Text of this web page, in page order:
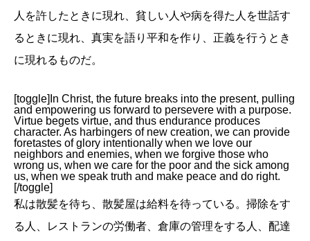
人を許したときに現れ、貧しい人や病を得た人を世話す
るときに現れ、真実を語り平和を作り、正義を行うとき
に現れるものだ。
[toggle]In Christ, the future breaks into the present, pulling
and empowering us forward to persevere with a purpose.
Virtue begets virtue, and thus endurance produces
character. As harbingers of new creation, we can provide
foretastes of glory intentionally when we love our
neighbors and enemies, when we forgive those who
wrong us, when we care for the poor and the sick among
us, when we speak truth and make peace and do right.
[/toggle]
私は散髪を待ち、散髪屋は給料を待っている。掃除をす
る人、レストランの労働者、倉庫の管理をする人、配達